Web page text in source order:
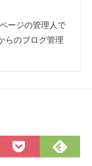
ージの管理人で
らのブログ管理
Pocket
に
で